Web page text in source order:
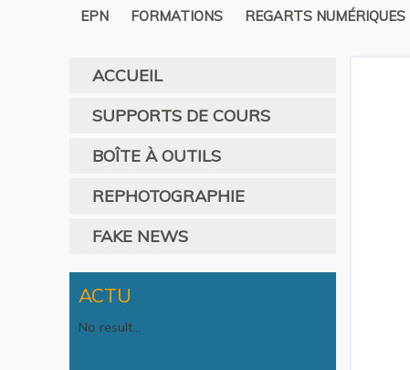
EPN FORMATIONS REGARTS NUMÉRIQUES
ACCUEIL
SUPPORTS DE COURS
BOÎTE À OUTILS
REPHOTOGRAPHIE
FAKE NEWS
ACTU
No result...